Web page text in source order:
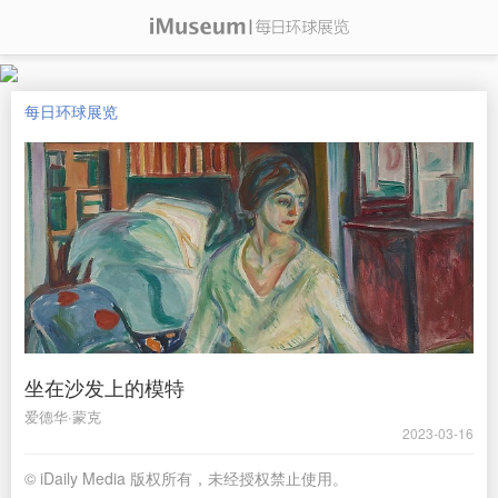
每日环球展览
坐在沙发上的模特
爱德华·蒙克
2023-03-16
© iDaily Media 版权所有，未经授权禁止使用。